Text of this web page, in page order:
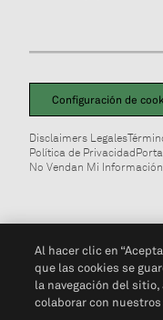
Configuración de
Disclaimers Legales
Política de Privacidad
No Vendan Mi
Al hacer clic en
que las cookies se
la navegación del
colaborar con